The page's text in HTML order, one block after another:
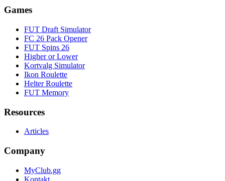
Games
FUT Draft Simulator
FC 26 Pack Opener
FUT Spins 26
Higher or Lower
Kortvalg Simulator
Ikon Roulette
Helter Roulette
FUT Memory
Resources
Articles
Company
MyClub.gg
Kontakt